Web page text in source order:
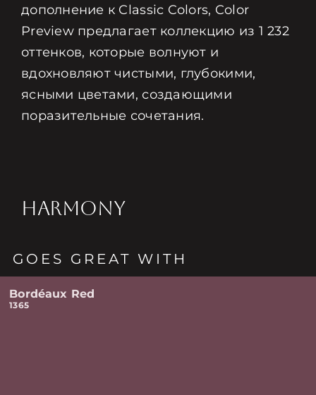
дополнение к Classic Colors, Color
Preview предлагает коллекцию из 1 232
оттенков, которые волнуют и
вдохновляют чистыми, глубокими,
ясными цветами, создающими
поразительные сочетания.
HARMONY
GOES GREAT WITH
Bordéaux Red
1365